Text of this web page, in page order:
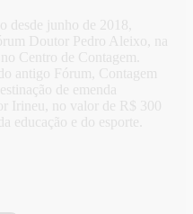
desde junho de 2018,
Doutor Pedro Aleixo, na
Centro de Contagem.
antigo Fórum, Contagem
de emenda
Irineu, no valor de R$ 300
educação e do esporte.